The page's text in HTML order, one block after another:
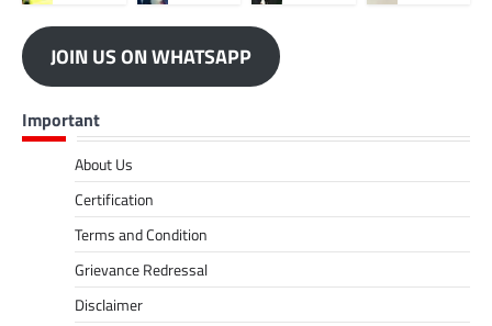
JOIN US ON WHATSAPP
Important
About Us
Certification
Terms and Condition
Grievance Redressal
Disclaimer